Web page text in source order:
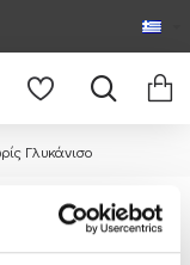
Γλυκάνισο